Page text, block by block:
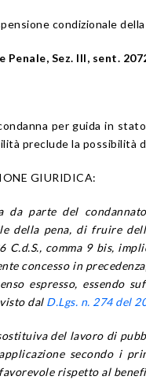
condizionale
Penale, Sez. III, sent.
per guida in
preclude la possibilità
GIURIDICA:
da parte del
della pena, di fruire
C.d.S., comma 9 bis,
concesso in
espresso, essendo
dal D.Lgs. n. 274 del
del lavoro di
secondo i
rispetto al